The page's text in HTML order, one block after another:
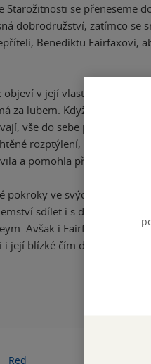
Starožitnosti se přeneseme
dobrodružství, zatímco se
Benediktu Fairfaxovi,
objeví v její vlastní době a
za lubem. Když během
vše do sebe postupně
rozptýlení, ale naopak ji
a pomohla přitom
pokroky ve svých
sdílet i s dalšími lidmi,
Avšak i Fairfax je teď
i její blízké čím dál tím větší
Red